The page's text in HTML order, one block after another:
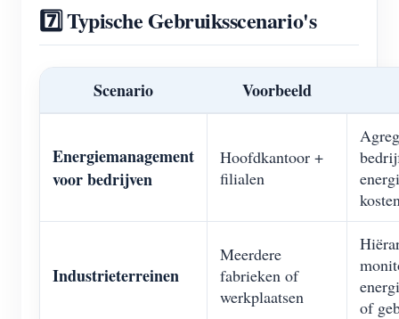
7️⃣ Typische Gebruiksscenario's
Scenario Voorbeeld
Energiemanagement
voor bedrijven
Hoofdkantoor +
filialen
Industrieterreinen
Meerdere
fabrieken of
werkplaatsen
of